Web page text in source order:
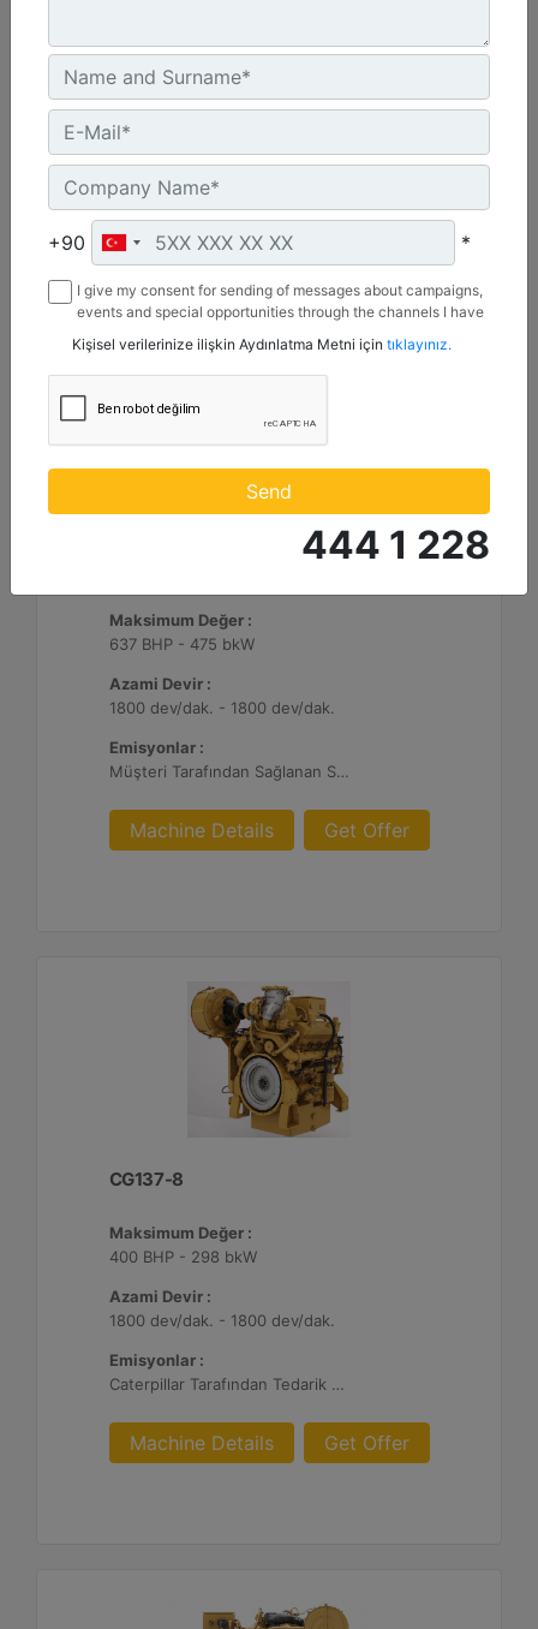
Azami Devir :
1800 dev/dak. - 1800 dev/dak.
Emisyonlar :
%2 O2 Emisyon Değeri: Yalnızca İhracat
Machine Details Get Offer
Maksimum Değer :
637 BHP - 475 bkW
Azami Devir :
1800 dev/dak. - 1800 dev/dak.
Emisyonlar :
Müşteri Tarafından Sağlanan SCR Atık Arıtma ile NSPS Saha Uyumluluğuna Sahiptir
Machine Details Get Offer
CG137-8
Maksimum Değer :
400 BHP - 298 bkW
Azami Devir :
1800 dev/dak. - 1800 dev/dak.
Emisyonlar :
Caterpillar Tarafından Tedarik Edilen veya Müşteri Tarafından Sağlanan Atık Arıtma ile NSPS Saha Uyumluluğuna Sahiptir, %0,5 O2 Ayar Noktası
Machine Details Get Offer
+90 *
I give my consent for sending of messages about campaigns,
events and special opportunities through the channels I have
Borusan Makina ve Güç Sistemleri Sanayi ve Ticaret Anonim
Sirketi.
Kişisel verilerinize ilişkin Aydınlatma Metni için tıklayınız.
Send
444 1 228